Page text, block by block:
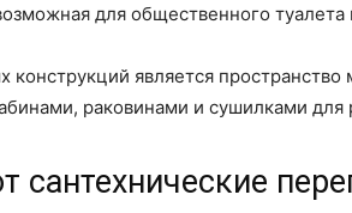
для общественного туалета
конструкций является пространство
раковинами и сушилками для